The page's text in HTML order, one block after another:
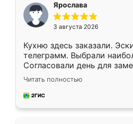
Ярослава
3 августа 2026
Кухню здесь заказали.
телеграмм. Выбрали
Согласовали день для
недели кухня была уже
довольны работой.
мебель за качественную
Читать полностью